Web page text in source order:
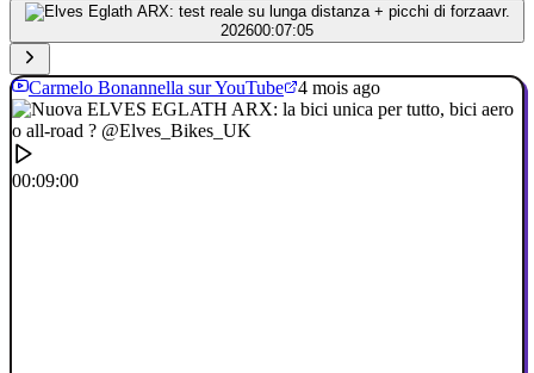
avr.
202600:07:05
Carmelo Bonannella sur YouTube 4 mois ago
00:09:00